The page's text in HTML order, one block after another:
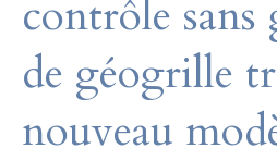
contrôle
de géogrille
nouveau